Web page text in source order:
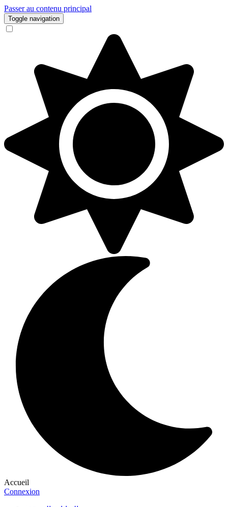
Passer au contenu principal
Toggle navigation
Accueil
Connexion